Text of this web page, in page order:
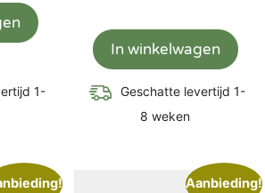
1-
In winkelwagen
Geschatte levertijd 1-
8 weken
Aanbieding!